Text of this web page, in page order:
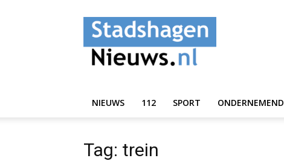
StadshagenNieuws.nl
NIEUWS 112 SPORT ONDERNEMEND
Tag: trein